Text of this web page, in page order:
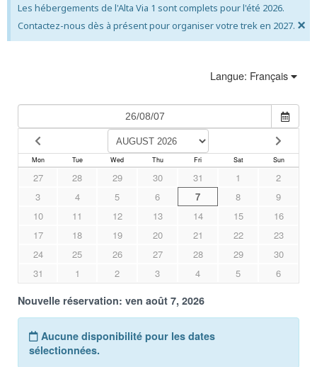
Les hébergements de l'Alta Via 1 sont complets pour l'été 2026.
Contactez-nous dès à présent pour organiser votre trek en 2027. ×